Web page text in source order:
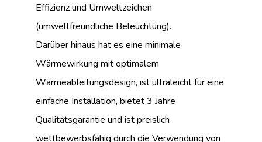
Effizienz und Umweltzeichen
(umweltfreundliche Beleuchtung).
Darüber hinaus hat es eine minimale
Wärmewirkung mit optimalem
Wärmeableitungsdesign, ist ultraleicht für eine
einfache Installation, bietet 3 Jahre
Qualitätsgarantie und ist preislich
wettbewerbsfähig durch die Verwendung von